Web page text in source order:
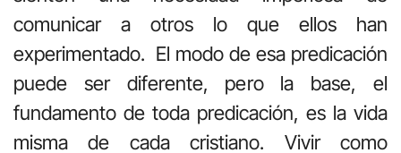
comunicar a otros lo que ellos han
experimentado. El modo de esa predicación
puede ser diferente, pero la base, el
fundamento de toda predicación, es la vida
misma de cada cristiano. Vivir como